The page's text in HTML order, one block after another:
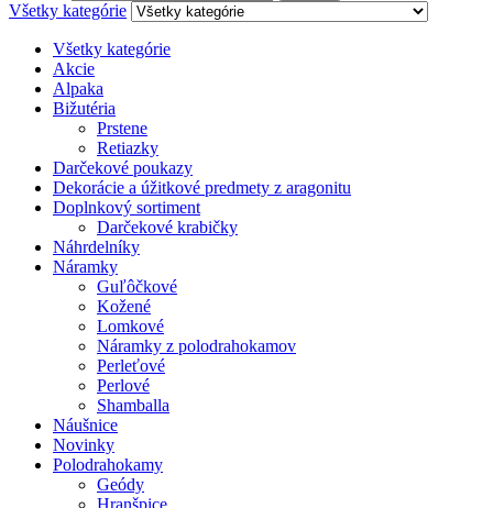
Všetky kategórie
Všetky kategórie
Akcie
Alpaka
Bižutéria
Prstene
Retiazky
Darčekové poukazy
Dekorácie a úžitkové predmety z aragonitu
Doplnkový sortiment
Darčekové krabičky
Náhrdelníky
Náramky
Guľôčkové
Kožené
Lomkové
Náramky z polodrahokamov
Perleťové
Perlové
Shamballa
Náušnice
Novinky
Polodrahokamy
Geódy
Hranšpice